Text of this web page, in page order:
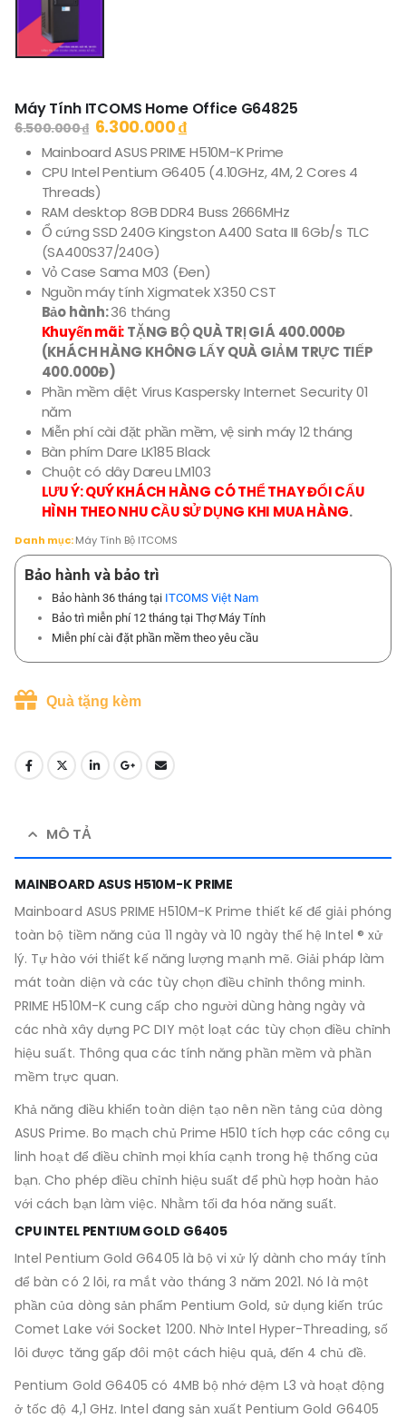
Máy Tính ITCOMS Home Office G64825
6.500.000₫ 6.300.000₫
Mainboard ASUS PRIME H510M-K Prime
CPU Intel Pentium G6405 (4.10GHz, 4M, 2 Cores 4
Threads)
RAM desktop 8GB DDR4 Buss 2666MHz
Ổ cứng SSD 240G Kingston A400 Sata III 6Gb/s TLC
(SA400S37/240G)
Vỏ Case Sama M03 (Đen)
Nguồn máy tính Xigmatek X350 CST
Bảo hành:36 tháng
Khuyến mãi:TẶNG BỘ QUÀ TRỊ GIÁ 400.000Đ
(KHÁCH HÀNG KHÔNG LẤY QUÀ GIẢM TRỰC TIẾP
400.000Đ)
Phần mềm diệt Virus Kaspersky Internet Security 01
năm
Miễn phí cài đặt phần mềm, vệ sinh máy 12 tháng
Bàn phím Dare LK185 Black
Chuột có dây Dareu LM103
LƯU Ý: QUÝ KHÁCH HÀNG CÓ THỂ THAY ĐỔI CẤU
HÌNH THEO NHU CẦU SỬ DỤNG KHI MUA HÀNG.
Danh mục:Máy Tính Bộ ITCOMS
Bảo hành và bảo trì
Bảo hành 36 tháng tại ITCOMS Việt Nam
Bảo trì miễn phí 12 tháng tại Thợ Máy Tính
Miễn phí cài đặt phần mềm theo yêu cầu
Quà tặng kèm
MÔ TẢ
MAINBOARD ASUS H510M-K PRIME
Mainboard ASUS PRIME H510M-K Prime thiết kế để giải phóng
toàn bộ tiềm năng của 11 ngày và 10 ngày thế hệ Intel ® xử
lý. Tự hào với thiết kế năng lượng mạnh mẽ. Giải pháp làm
mát toàn diện và các tùy chọn điều chỉnh thông minh.
PRIME H510M-K cung cấp cho người dùng hàng ngày và
các nhà xây dựng PC DIY một loạt các tùy chọn điều chỉnh
hiệu suất. Thông qua các tính năng phần mềm và phần
mềm trực quan.
Khả năng điều khiển toàn diện tạo nên nền tảng của dòng
ASUS Prime. Bo mạch chủ Prime H510 tích hợp các công cụ
linh hoạt để điều chỉnh mọi khía cạnh trong hệ thống của
bạn. Cho phép điều chỉnh hiệu suất để phù hợp hoàn hảo
với cách bạn làm việc. Nhằm tối đa hóa năng suất.
CPU INTEL PENTIUM GOLD G6405
Intel Pentium Gold G6405 là bộ vi xử lý dành cho máy tính
để bàn có 2 lõi, ra mắt vào tháng 3 năm 2021. Nó là một
phần của dòng sản phẩm Pentium Gold, sử dụng kiến ​​trúc
Comet Lake với Socket 1200. Nhờ Intel Hyper-Threading, số
lõi được tăng gấp đôi một cách hiệu quả, đến 4 chủ đề.
Pentium Gold G6405 có 4MB bộ nhớ đệm L3 và hoạt động
ở tốc độ 4,1 GHz. Intel đang sản xuất Pentium Gold G6405